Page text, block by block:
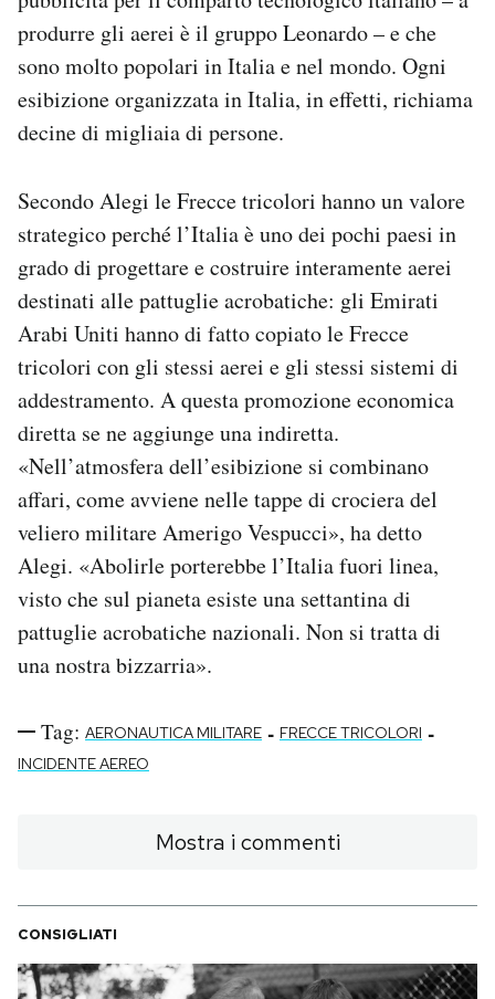
produrre gli aerei è il gruppo Leonardo – e che
sono molto popolari in Italia e nel mondo. Ogni
esibizione organizzata in Italia, in effetti, richiama
decine di migliaia di persone.
Secondo Alegi le Frecce tricolori hanno un valore
strategico perché l’Italia è uno dei pochi paesi in
grado di progettare e costruire interamente aerei
destinati alle pattuglie acrobatiche: gli Emirati
Arabi Uniti hanno di fatto copiato le Frecce
tricolori con gli stessi aerei e gli stessi sistemi di
addestramento. A questa promozione economica
diretta se ne aggiunge una indiretta.
«Nell’atmosfera dell’esibizione si combinano
affari, come avviene nelle tappe di crociera del
veliero militare Amerigo Vespucci», ha detto
Alegi. «Abolirle porterebbe l’Italia fuori linea,
visto che sul pianeta esiste una settantina di
pattuglie acrobatiche nazionali. Non si tratta di
una nostra bizzarria».
Tag: AERONAUTICA MILITARE - FRECCE TRICOLORI -
INCIDENTE AEREO
Mostra i commenti
CONSIGLIATI